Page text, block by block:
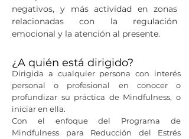
negativos, y más actividad en zonas
relacionadas con la regulación
emocional y la atención al presente.
¿A quién está dirigido?
Dirigida a cualquier persona con interés
personal o profesional en conocer o
profundizar su práctica de Mindfulness, o
iniciar en ella.
Con el enfoque del Programa de
Mindfulness para Reducción del Estrés